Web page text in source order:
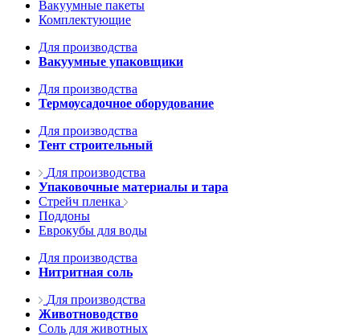
Вакуумные пакеты
Комплектующие
Для производства
Вакуумные упаковщики
Для производства
Термоусадочное оборудование
Для производства
Тент строительный
Для производства
Упаковочные материалы и тара
Стрейч пленка
Поддоны
Еврокубы для воды
Для производства
Нитритная соль
Для производства
Животноводство
Соль для животных